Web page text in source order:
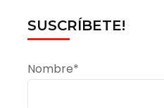
SUSCRÍBETE!
Nombre*